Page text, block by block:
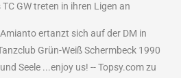
GW treten in ihren Ligen an
ertanzt sich auf der DM in
Grün-Weiß Schermbeck 1990
Seele ...enjoy us! -- Topsy.comzu